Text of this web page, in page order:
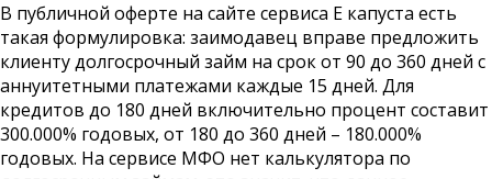
В публичной оферте на сайте сервиса Е капуста есть
такая формулировка: заимодавец вправе предложить
клиенту долгосрочный займ на срок от 90 до 360 дней с
аннуитетными платежами каждые 15 дней. Для
кредитов до 180 дней включительно процент составит
300.000% годовых, от 180 до 360 дней – 180.000%
годовых. На сервисе МФО нет калькулятора по